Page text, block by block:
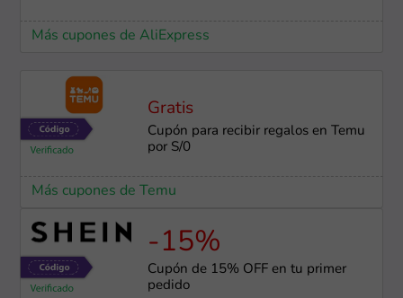
Más cupones de AliExpress
Gratis
Cupón para recibir regalos en Temu
por S/0
Más cupones de Temu
-15%
Cupón de 15% OFF en tu primer
pedido